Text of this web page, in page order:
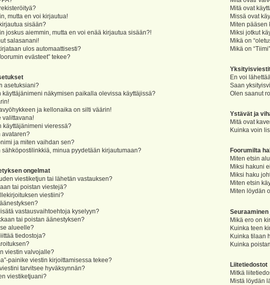
mutta en voi kirjautua!
sisään?
joskus aiemmin, mutta en voi enää kirjautua sisään?!
salasanani!
ulos automaattisesti?
evästeet” tekee?
asetuksiani?
käyttäjänimeni näkymisen paikalla olevissa käyttäjissä?
ja kellonaika on silti väärin!
valittavana!
käyttäjänimeni vieressä?
avataren?
ja miten vaihdan sen?
sähköpostilinkkiä, minua pyydetään kirjautumaan?
ongelmat
viestiketjun tai lähetän vastauksen?
tai poistan viestejä?
viestiini?
vastausvaihtoehtoja kyselyyn?
tai poistan äänestyksen?
alueelle?
tiedostoja?
viestin valvojalle?
painike viestin kirjoittamisessa tekee?
tarvitsee hyväksynnän?
viestiketjuani?
Mitä ovat
Missä ovat
Miten pääsen
Miksi jotkut
Mikä on
Mikä on
En voi
Saan
Olen saanut
Ystävät ja
Mitä ovat
Kuinka voin
Foorumilta
Miten etsin
Miksi hakuni
Miksi haku
Miten etsin
Miten löydän
Mikä ero on
Kuinka teen
Kuinka tilaan
Kuinka
Liitetiedostot
Mitkä
Mistä löydän